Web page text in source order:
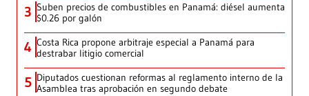
3 Suben precios de combustibles en Panamá: diésel aumenta
$0.26 por galón
4 Costa Rica propone arbitraje especial a Panamá para
destrabar litigio comercial
5 Diputados cuestionan reformas al reglamento interno de la
Asamblea tras aprobación en segundo debate